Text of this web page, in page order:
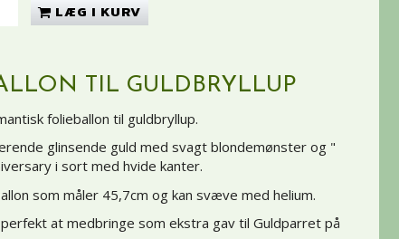
LÆG I KURV
TIL GULDBRYLLUP
folieballon til guldbryllup.
glinsende guld med svagt blondemønster og "
i sort med hvide kanter.
som måler 45,7cm og kan svæve med helium.
at medbringe som ekstra gav til Guldparret på